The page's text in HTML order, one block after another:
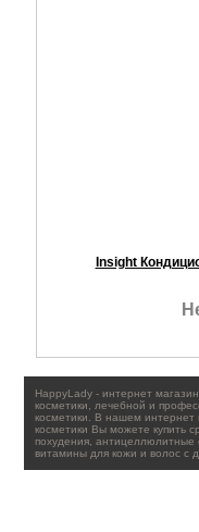
Insight
HappyLady - интернет
косметики, лечебной и
косметики. В нашем интернет
косметики Вы можете купить
похудения, антицеллюлитные
витамины для кожи и волос с